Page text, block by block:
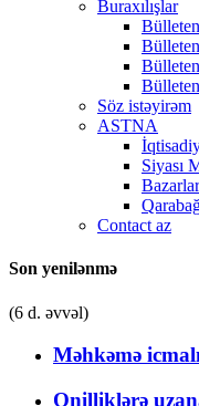
Buraxılışlar
Söz istəyirəm
ASTNA
Siyası
Contact az
Son yenilənmə
(6 d. əvvəl)
Məhkəmə
Onilliklərə